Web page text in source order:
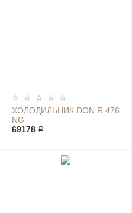
ХОЛОДИЛЬНИК DON R 476
NG
69178 ₽